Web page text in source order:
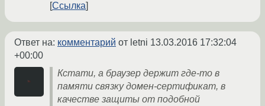
Ссылка
Ответ на: комментарий от letni 13.03.2016 17:32:04
+00:00
Кстати, а браузер держит где-то в
памяти связку домен-сертификат, в
качестве защиты от подобной